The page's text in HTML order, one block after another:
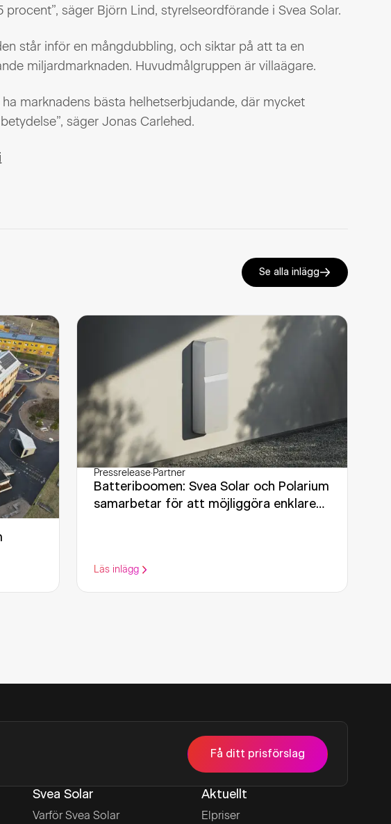
säger Björn Lind, styrelseordförande i Svea Solar.
står inför en mångdubbling, och siktar på att ta en
miljardmarknaden. Huvudmålgruppen är villaägare.
marknadens bästa helhetserbjudande, där mycket
säger Jonas Carlehed.
Pressrelease·Partner
Batteriboomen: Svea Solar och Polarium
samarbetar för att möjliggöra enklare
Läs inlägg
Se alla inlägg
Få ditt prisförslag
Svea Solar
Varför Svea Solar
Aktuellt
Elpriser